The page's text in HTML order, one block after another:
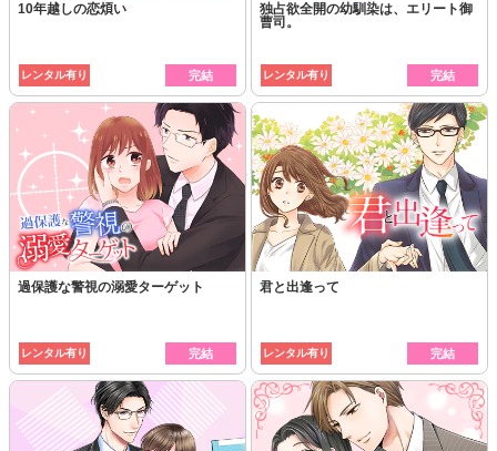
10年越しの恋煩い
レンタル有り 完結
独占欲全開の幼馴染は、エリート御
曹司。
レンタル有り 完結
過保護な警視の溺愛ターゲット
レンタル有り 完結
君と出逢って
レンタル有り 完結